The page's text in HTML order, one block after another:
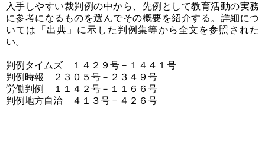
入手しやすい裁判例の中から、先例として教育活動の実務
に参考になるものを選んでその概要を紹介する。詳細につ
いては「出典」に示した判例集等から全文を参照された
い。
判例タイムズ １４２９号－１４４１号
判例時報 ２３０５号－２３４９号
労働判例 １１４２号－１１６６号
判例地方自治 ４１３号－４２６号